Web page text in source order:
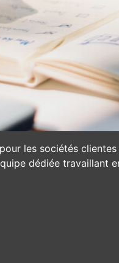
les sociétés
dédiée travaillant